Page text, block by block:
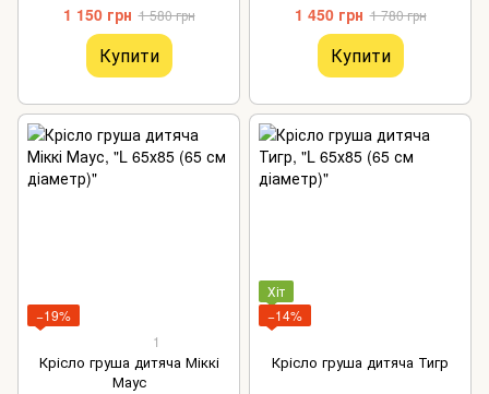
1 150 грн 1 580 грн
Купити
1 450 грн 1 780 грн
Купити
−19%
1
Крісло груша дитяча Міккі
Маус
Хіт
−14%
Крісло груша дитяча Тигр